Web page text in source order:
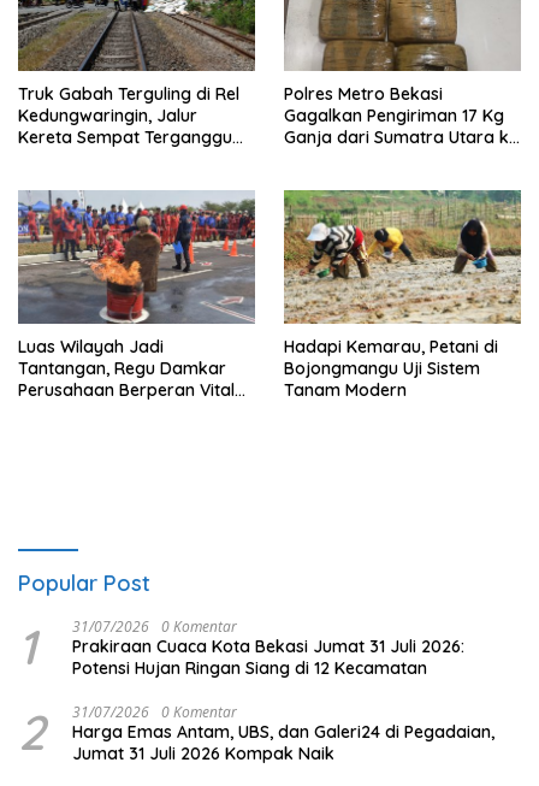
Truk Gabah Terguling di Rel
Kedungwaringin, Jalur
Kereta Sempat Terganggu
Polres Metro Bekasi
Gagalkan Pengiriman 17 Kg
Ganja dari Sumatra Utara ke
Luas Wilayah Jadi
Tantangan, Regu Damkar
Perusahaan Berperan Vital
Hadapi Kemarau, Petani di
Bojongmangu Uji Sistem
Tanam Modern
Popular Post
1 31/07/2026 0 Komentar
Prakiraan Cuaca Kota Bekasi Jumat 31 Juli 2026:
Potensi Hujan Ringan Siang di 12 Kecamatan
2 31/07/2026 0 Komentar
Harga Emas Antam, UBS, dan Galeri24 di Pegadaian,
Jumat 31 Juli 2026 Kompak Naik